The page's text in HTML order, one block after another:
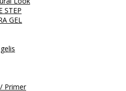
STEP
GEL
Primer